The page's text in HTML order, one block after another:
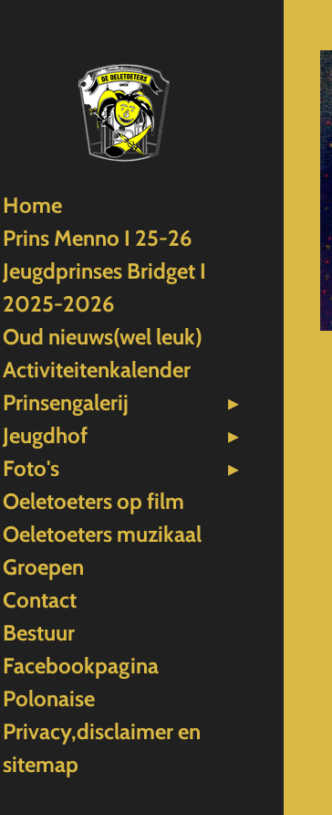
Home
Prins Menno I 25-26
Jeugdprinses Bridget I
2025-2026
Oud nieuws(wel leuk)
Activiteitenkalender
Prinsengalerij
Jeugdhof
Foto's
Oeletoeters op film
Oeletoeters muzikaal
Groepen
Contact
Bestuur
Facebookpagina
Polonaise
Privacy,disclaimer en
sitemap